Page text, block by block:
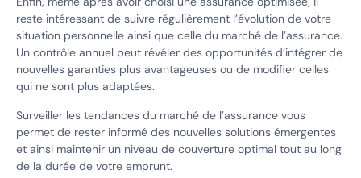
reste intéressant de suivre régulièrement l’évolution de votre
situation personnelle ainsi que celle du marché de l’assurance.
Un contrôle annuel peut révéler des opportunités d’intégrer de
nouvelles garanties plus avantageuses ou de modifier celles
qui ne sont plus adaptées.
Surveiller les tendances du marché de l’assurance vous
permet de rester informé des nouvelles solutions émergentes
et ainsi maintenir un niveau de couverture optimal tout au long
de la durée de votre emprunt.